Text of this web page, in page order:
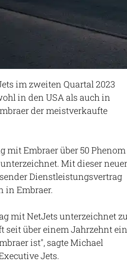
im zweiten Quartal 2023
in den USA als auch in
der meistverkaufte
mit Embraer über 50 Phenom
Mit dieser
Dienstleistungsvertrag
in Embraer.
mit NetJets unterzeichnet
seit über einem Jahrzehnt ein
ist", sagte Michael
Jets.